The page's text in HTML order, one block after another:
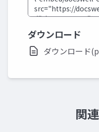
ダウンロード
ダウンロード
関